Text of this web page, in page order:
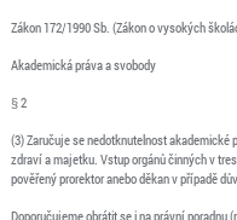
Zákon 172/1990 Sb. (Zákon o vysokých
Akademická práva a svobody
§ 2
(3) Zaručuje se nedotknutelnost
zdraví a majetku. Vstup orgánů činných v
pověřený prorektor anebo děkan v případě
Doporučujeme obrátit se i na právní poradnu